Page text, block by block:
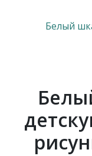
Белый